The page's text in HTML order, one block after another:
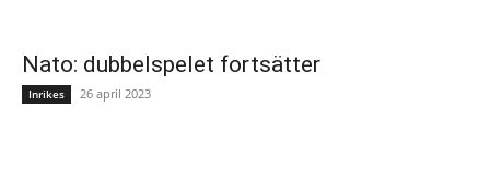
Nato: dubbelspelet fortsätter
Inrikes 26 april 2023